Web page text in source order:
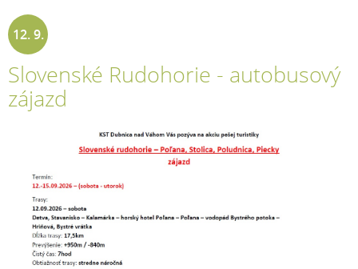
12. 9.
2026
Slovenské Rudohorie - autobusový
zájazd